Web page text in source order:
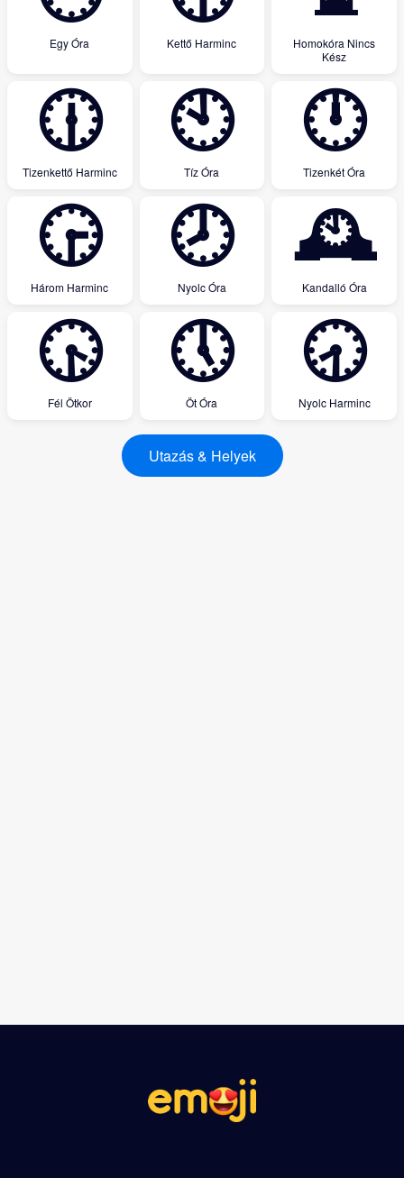
Egy Óra Kettő Harminc
Homokóra Nincs
Kész
🕧
Tizenkettő Harminc
🕙
Tíz Óra
🕛
Tizenkét Óra
🕞
Három Harminc
🕗
Nyolc Óra
🕰
Kandalló Óra
🕟
Fél Ötkor
🕔
Öt Óra
🕣
Nyolc Harminc
Utazás & Helyek